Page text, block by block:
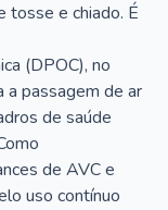
tosse e chiado. É
(DPOC), no
a passagem de ar
de saúde
de AVC e
uso contínuo